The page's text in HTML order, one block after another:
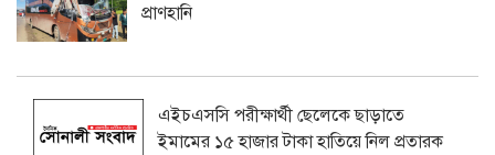
প্রাণহানি
এইচএসসি পরীক্ষার্থী ছেলেকে ছাড়াতে
ইমামের ১৫ হাজার টাকা হাতিয়ে নিল প্রতারক